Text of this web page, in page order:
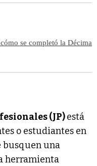
se completó la Décima
(JP)está
o estudiantes en
busquen una
herramienta